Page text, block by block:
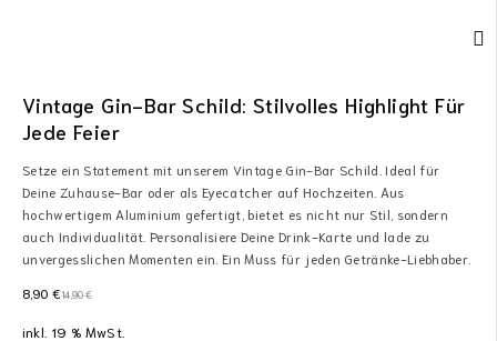
Vintage Gin-Bar Schild: Stilvolles Highlight Für
Jede Feier
Setze ein Statement mit unserem Vintage Gin-Bar Schild. Ideal für
Deine Zuhause-Bar oder als Eyecatcher auf Hochzeiten. Aus
hochwertigem Aluminium gefertigt, bietet es nicht nur Stil, sondern
auch Individualität. Personalisiere Deine Drink-Karte und lade zu
unvergesslichen Momenten ein. Ein Muss für jeden Getränke-Liebhaber.
14,90€
8,90 €
inkl. 19 % MwSt.